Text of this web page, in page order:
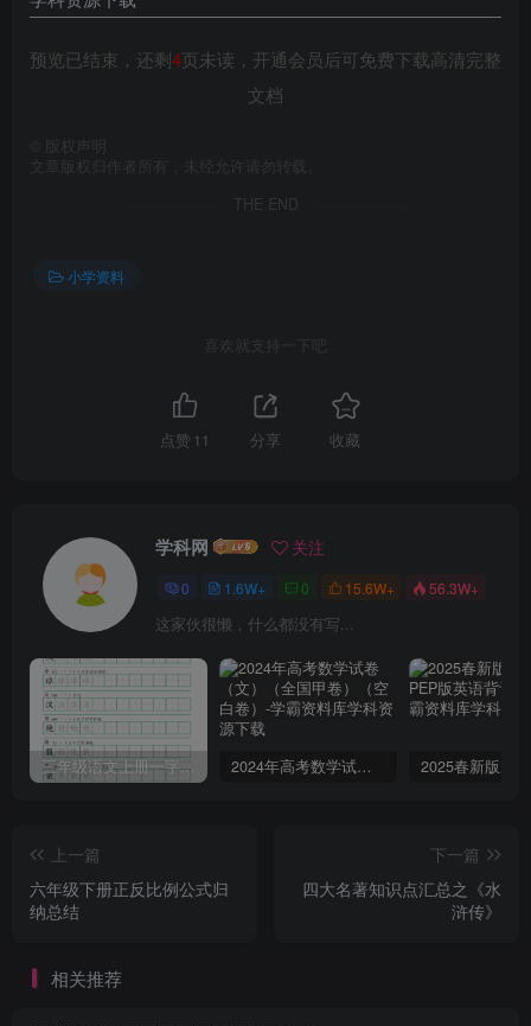
预览已结束，还剩4页未读，开通会员后可免费下载高清完整
文档
版权声明
文章版权归作者所有，未经允许请勿转载。
THE END
小学资料
喜欢就支持一下吧
点赞 11 分享 收藏
学科网 关注
0 1.6W+ 0 15.6W+ 56.3W+
这家伙很懒，什么都没有写...
三年级语文上册一字三描红写字表字帖 2024年高考数学试卷（文）（全国甲卷）（空白卷）
上一篇
六年级下册正反比例公式归
纳总结
下一篇
四大名著知识点汇总之《水
浒传》
相关推荐